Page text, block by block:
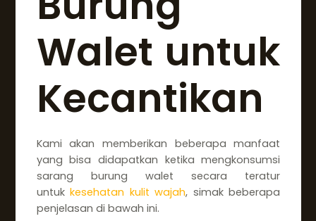
Walet untuk
Kecantikan
Kami akan memberikan beberapa manfaat
yang bisa didapatkan ketika mengkonsumsi
sarang burung walet secara teratur
untukkesehatan kulit wajah, simak beberapa
penjelasan di bawah ini.